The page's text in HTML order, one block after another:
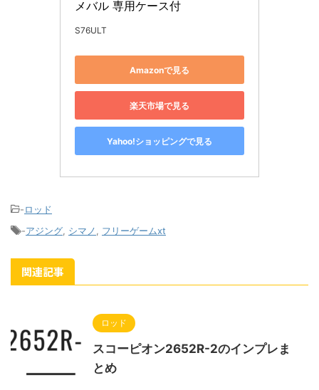
メバル 専用ケース付
S76ULT
Amazonで見る
楽天市場で見る
Yahoo!ショッピングで見る
-ロッド
-アジング, シマノ, フリーゲームxt
関連記事
ロッド
スコーピオン2652R-2のインプレま
とめ